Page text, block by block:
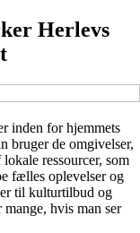
Herlevs
inden for hjemmets
bruger de omgivelser,
ressourcer, som
fælles oplevelser og
til kulturtilbud og
hvis man ser